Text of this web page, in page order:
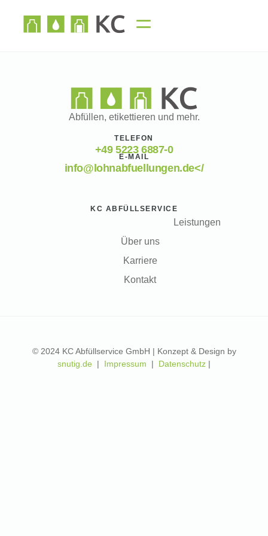
then start writing!
Abfüllen, etikettieren und mehr.
TELEFON
+49 5223 6887-0
E-MAIL
info@lohnabfuellungen.de</
KC ABFÜLLSERVICE
Leistungen
Über uns
Karriere
Kontakt
© 2024 KC Abfüllservice GmbH | Konzept & Design by
snutig.de | Impressum | Datenschutz |